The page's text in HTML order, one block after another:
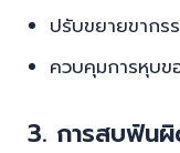
ปรับขยายขากร
ควบคุมการหุบข
3. การสบฟัน